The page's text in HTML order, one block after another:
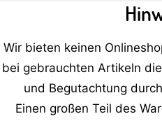
KONTAKT
Wir bieten keinen
bei gebrauchten Artikeln
und Begutachtung
Einen großen Teil des